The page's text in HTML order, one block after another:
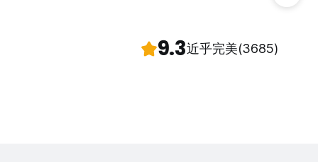
9.3近乎完美(3685)